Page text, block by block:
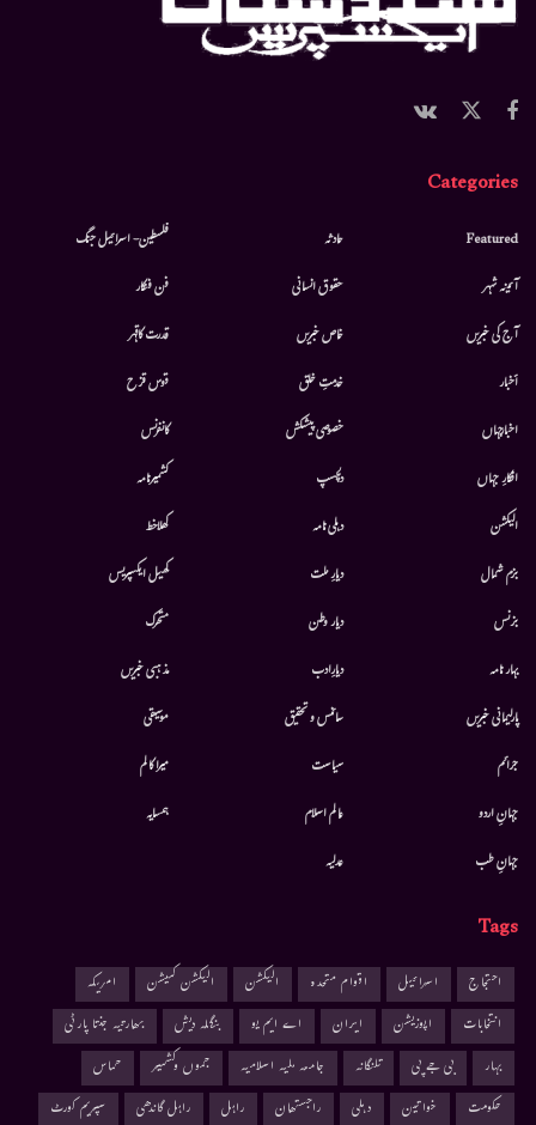
Categories
Featured
آئینہ شہر
آج کی خبریں
أخبار
اخبارجہاں
افکارِ جہاں
الیکشن
بزم شمال
بزنس
بہار نامہ
پارلیمانی خبریں
جرائم
جہانِ اردو
جہانِ طب
حادثہ
حقوق انسانی
خاص خبریں
خدمتِ خلق
خصوصی پیشکش
دلچسپ
دہلی نامہ
دیارِ ملت
دیار وطن
دیارِادب
سائنس و تحقیق
سیاست
عالم اسلام
عدلیہ
فلسطین- اسرائیل جنگ
فن فنکار
قدرت کاقہر
قوس قزح
کانفرنس
کشمیرنامہ
کھلاخط
کھیل ایکسپریس
متحرك
مذہبی خبریں
موسيقى
میرا کالم
ہمسایہ
Tags
احتجاج اسرائیل اقوام متحدہ الیکشن الیکشن کمیشن
امریکہ
انتخابات
اپوزیشن ایران اے ایم یو بنگلہ دیش
بھارتیہ جنتا پارٹی
بہار
بی جے پی تلنگانہ جامعہ ملیہ اسلامیہ جموں وکشمیر
حماس
حکومت
خواتین دہلی راجستھان راہل راہل گاندھی سپریم کورٹ